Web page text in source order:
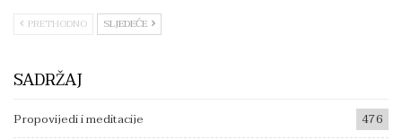
PRETHODNO SLJEDEĆE
SADRŽAJ
Propovijedi i meditacije
476